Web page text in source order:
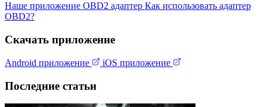
Наше приложение OBD2 адаптер Как использовать адаптер
OBD2?
Скачать приложение
Android приложение iOS приложение
Последние статьи